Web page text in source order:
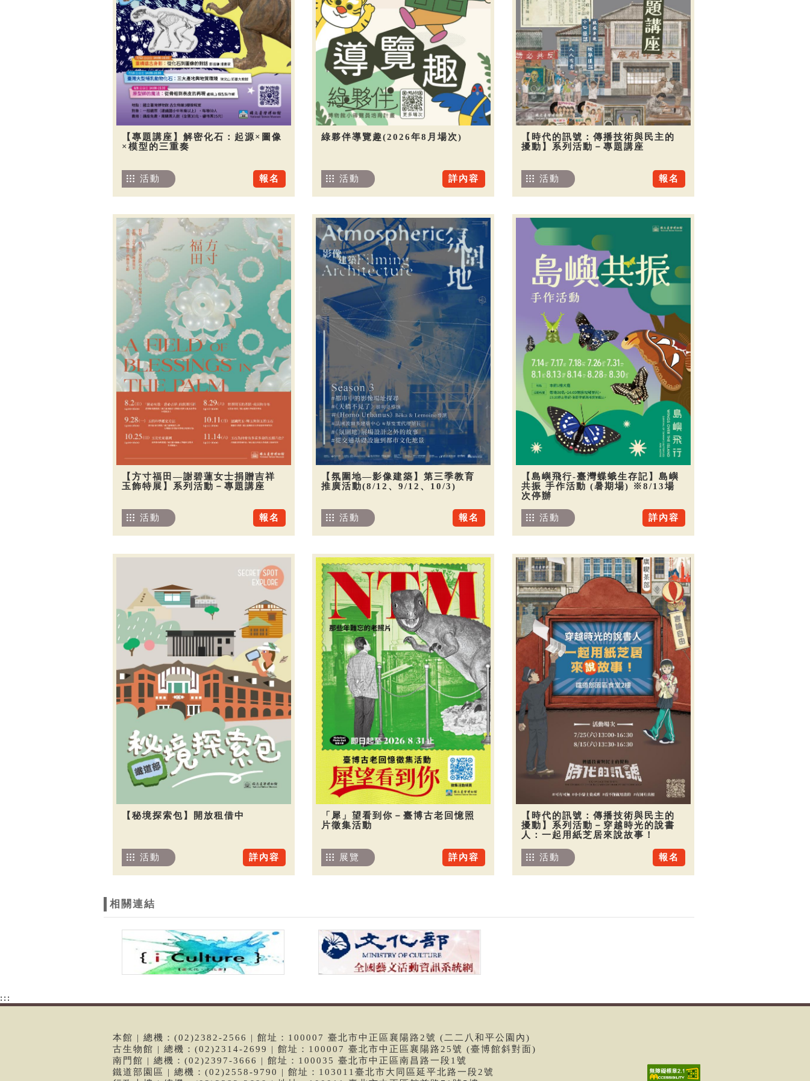
【專題講座】解密化石：起源×圖像
×模型的三重奏
報名
活動
綠夥伴導覽趣(2026年8月場次)
詳內容
活動
【時代的訊號：傳播技術與民主的
擾動】系列活動－專題講座
報名
活動
【方寸福田—謝碧蓮女士捐贈吉祥
玉飾特展】系列活動－專題講座
報名
活動
【氛圍地—影像建築】第三季教育
推廣活動(8/12、9/12、10/3)
報名
活動
【島嶼飛行-臺灣蝶蛾生存記】島嶼
共振 手作活動 (暑期場) ※8/13場
次停辦
詳內容
活動
【秘境探索包】開放租借中
詳內容
活動
「犀」望看到你－臺博古老回憶照
片徵集活動
詳內容
展覽
【時代的訊號：傳播技術與民主的
擾動】系列活動－穿越時光的說書
人：一起用紙芝居來說故事！
報名
活動
相關連結
:::
本館 | 總機：(02)2382-2566 | 館址：100007 臺北市中正區襄陽路2號 (二二八和平公園內)
古生物館 | 總機：(02)2314-2699 | 館址：100007 臺北市中正區襄陽路25號 (臺博館斜對面)
南門館 | 總機：(02)2397-3666 | 館址：100035 臺北市中正區南昌路一段1號
鐵道部園區 | 總機：(02)2558-9790 | 館址：103011臺北市大同區延平北路一段2號